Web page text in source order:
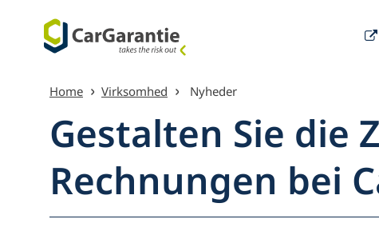
Spring til indhold
Home Virksomhed Nyheder
Gestalten Sie die
Rechnungen bei